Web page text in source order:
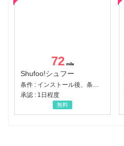
72
Shufoo!シュフー
承認 : 1日程度
無料